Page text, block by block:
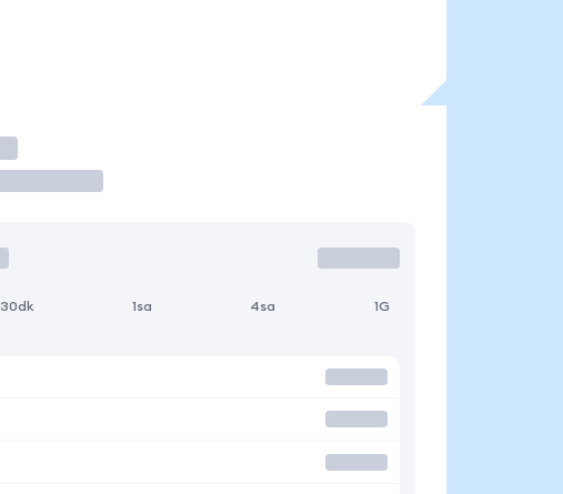
30dk 1sa 4sa 1G